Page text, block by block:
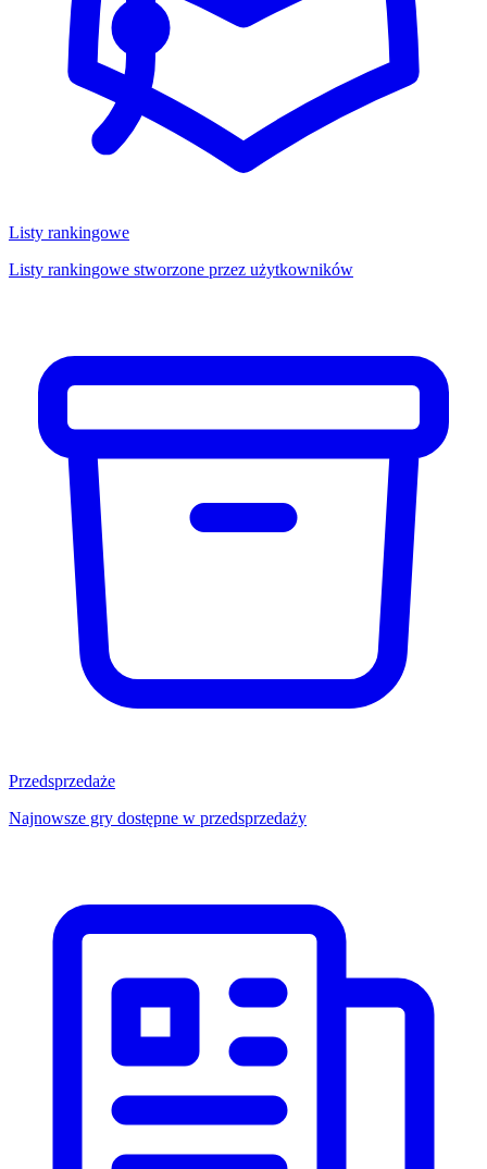
Listy rankingowe
Listy rankingowe stworzone przez użytkowników
Przedsprzedaże
Najnowsze gry dostępne w przedsprzedaży